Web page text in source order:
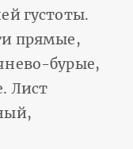
густоты.
прямые,
бурые,
Лист